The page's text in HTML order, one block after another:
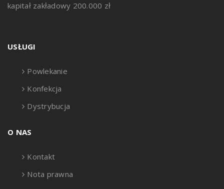
kapitał zakładowy 200.000 zł
USŁUGI
Powlekanie
Konfekcja
Dystrybucja
O NAS
Kontakt
Nota prawna